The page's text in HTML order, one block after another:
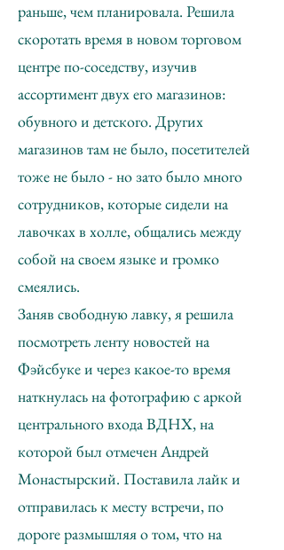
раньше, чем планировала. Решила
скоротать время в новом торговом
центре по-соседству, изучив
ассортимент двух его магазинов:
обувного и детского. Других
магазинов там не было, посетителей
тоже не было - но зато было много
сотрудников, которые сидели на
лавочках в холле, общались между
собой на своем языке и громко
смеялись.
Заняв свободную лавку, я решила
посмотреть ленту новостей на
Фэйсбуке и через какое-то время
наткнулась на фотографию с аркой
центрального входа ВДНХ, на
которой был отмечен Андрей
Монастырский. Поставила лайк и
отправилась к месту встречи, по
дороге размышляя о том, что на